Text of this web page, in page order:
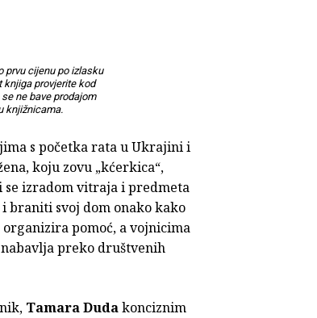
prvu cijenu po izlasku
knjiga provjerite kod
ne bave prodajom
knjižnicama.
s početka rata u Ukrajini i
koju zovu „kćerkica“,
izradom vitraja i predmeta
braniti svoj dom onako kako
pomoć, a vojnicima
preko društvenih
Tamara Dudakonciznim